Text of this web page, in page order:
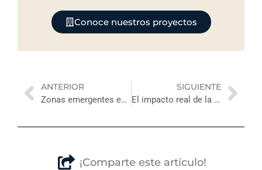
Conoce nuestros proyectos
Previo
ANTERIOR
Zonas emergentes en Yucatán: claves de plusvalía y oportunidades de inversión
SIGUIENTE
El impacto real de la inversión sostenible: más que una tendencia, una decisión inteligente
¡Comparte este artículo!